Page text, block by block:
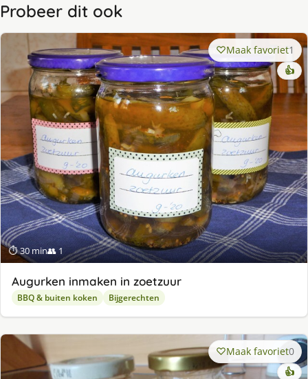
Probeer dit ook
⏱ 30 min👥 1
Maak favoriet1
👍
Augurken inmaken in zoetzuur
BBQ & buiten koken Bijgerechten
Maak favoriet0
👍